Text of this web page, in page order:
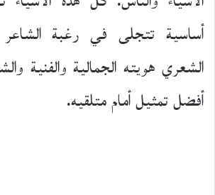
أساسية تتجلى في رغبة
الشعري هويته الجمالية والفنية
أفضل تمثيل أمام متلقيه.